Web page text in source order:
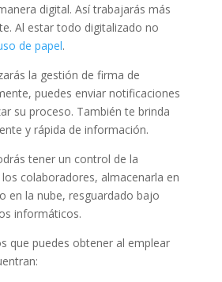
digital. Así trabajarás más
Al estar todo digitalizado no
de papel.
la gestión de firma de
puedes enviar notificaciones
su proceso. También te brinda
y rápida de información.
tener un control de la
colaboradores, almacenarla en
en la nube, resguardado bajo
informáticos.
que puedes obtener al emplear